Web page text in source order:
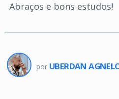
Abraços e bons estudos!
por UBERDAN